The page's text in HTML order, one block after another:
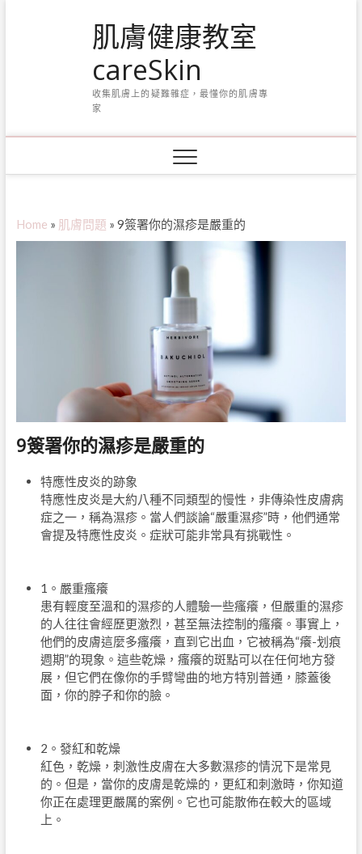
肌膚健康教室
careSkin
收集肌膚上的疑難雜症，最懂你的肌膚專
家
Home » 肌膚問題 » 9簽署你的濕疹是嚴重的
9簽署你的濕疹是嚴重的
特應性皮炎的跡象
特應性皮炎是大約八種不同類型的慢性，非傳染性皮膚病
症之一，稱為濕疹。當人們談論“嚴重濕疹”時，他們通常
會提及特應性皮炎。症狀可能非常具有挑戰性。
1。嚴重瘙癢
患有輕度至溫和的濕疹的人體驗一些瘙癢，但嚴重的濕疹
的人往往會經歷更激烈，甚至無法控制的瘙癢。事實上，
他們的皮膚這麼多瘙癢，直到它出血，它被稱為“癢-划痕
週期”的現象。這些乾燥，瘙癢的斑點可以在任何地方發
展，但它們在像你的手臂彎曲的地方特別普通，膝蓋後
面，你的脖子和你的臉。
2。發紅和乾燥
紅色，乾燥，刺激性皮膚在大多數濕疹的情況下是常見
的。但是，當你的皮膚是乾燥的，更紅和刺激時，你知道
你正在處理更嚴厲的案例。它也可能散佈在較大的區域
上。